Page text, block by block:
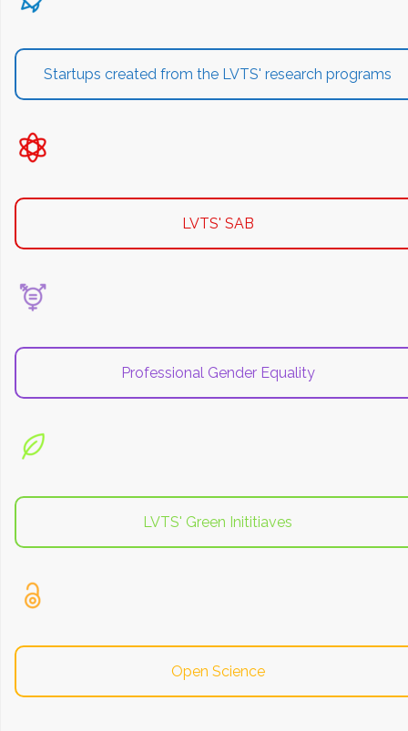
Startups created from the LVTS' research programs
LVTS' SAB
Professional Gender Equality
LVTS' Green Inititiaves
Open Science